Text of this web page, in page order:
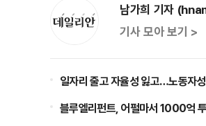
남가희 기자
기사 모아 보기 >
일자리 줄고 자율성 잃고…노동자
블루엘리펀트, 어펄마서 1000억